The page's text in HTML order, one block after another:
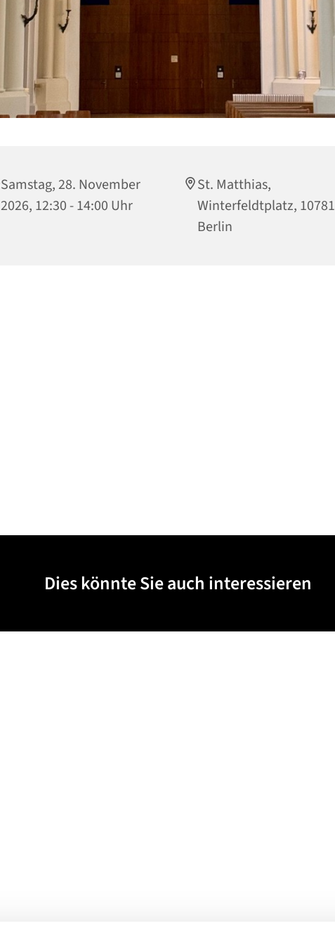
Samstag, 28. November
2026, 12:30 - 14:00 Uhr
St. Matthias,
Winterfeldtplatz, 10781
Berlin
Dies könnte Sie auch interessieren